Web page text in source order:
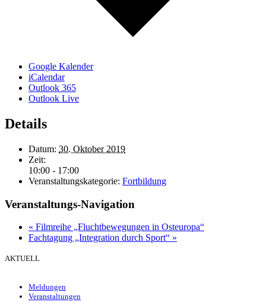
Google Kalender
iCalendar
Outlook 365
Outlook Live
Details
Datum: 30. Oktober 2019
Zeit:
10:00 - 17:00
Veranstaltungskategorie: Fortbildung
Veranstaltungs-Navigation
« Filmreihe „Fluchtbewegungen in Osteuropa“
Fachtagung „Integration durch Sport“ »
AKTUELL
Meldungen
Veranstaltungen